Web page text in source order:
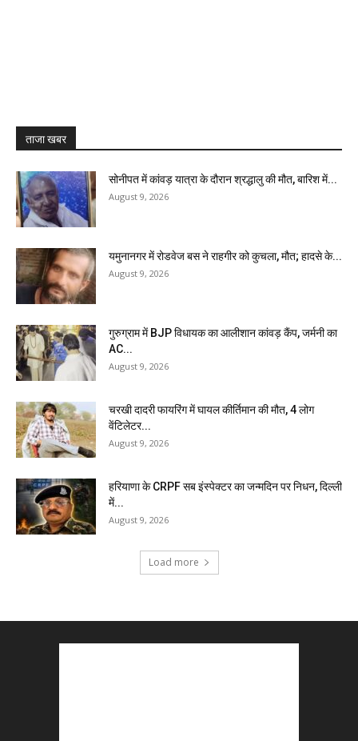
ताजा खबर
सोनीपत में कांवड़ यात्रा के दौरान श्रद्धालु की मौत, बारिश में...
August 9, 2026
यमुनानगर में रोडवेज बस ने राहगीर को कुचला, मौत; हादसे के...
August 9, 2026
गुरुग्राम में BJP विधायक का आलीशान कांवड़ कैंप, जर्मनी का
AC...
August 9, 2026
चरखी दादरी फायरिंग में घायल कीर्तिमान की मौत, 4 लोग
वेंटिलेटर...
August 9, 2026
हरियाणा के CRPF सब इंस्पेक्टर का जन्मदिन पर निधन, दिल्ली
में...
August 9, 2026
Load more